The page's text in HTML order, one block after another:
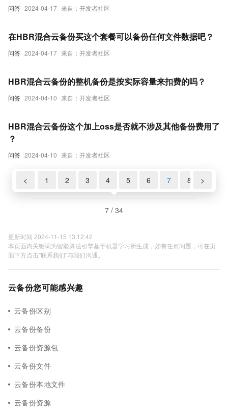
问答 2024-04-17 来自：开发者社区
问答 2024-04-17 来自：开发者社区
在HBR混合云备份买这个套餐可以备份任何文件数据吧？
问答 2024-04-10 来自：开发者社区
HBR混合云备份的整机备份是按实际容量来扣费的吗？
问答 2024-04-10 来自：开发者社区
HBR混合云备份这个加上oss是否就不涉及其他备份费用了
？
< 1 2 3 4 5 6 7 8 >
7 / 34
更新时间 2024-11-15 13:12:42
本页面内关键词为智能算法引擎基于机器学习所生成，如有任何问题，可在页
面下方点击"联系我们"与我们沟通。
云备份您可能感兴趣
云备份区别
云备份备份
云备份资源包
云备份文件
云备份本地文件
云备份资源